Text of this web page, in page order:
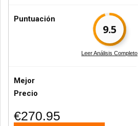
Puntuación
9.5
Leer Análisis Completo
Mejor
Precio
€270.95